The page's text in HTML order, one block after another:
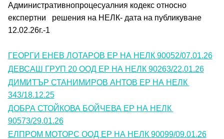
Административнопроцесуалния кодекс относно
експертни   решения на НЕЛК- дата на публикуване
12.02.26г.-1
ГЕОРГИ ЕНЕВ ЛОТАРОВ ЕР НА НЕЛК 90052/07.01.26
ДЕВСАШ ГРУП 20 ООД ЕР НА НЕЛК 90263/22.01.26
ДИМИТЪР СТАНИМИРОВ АНТОВ ЕР НА НЕЛК
343/18.12.25
ДОБРА СТОЙКОВА БОЙЧЕВА ЕР НА НЕЛК
90573/29.01.26
ЕЛПРОМ МОТОРС ООД ЕР НА НЕЛК 90099/09.01.26